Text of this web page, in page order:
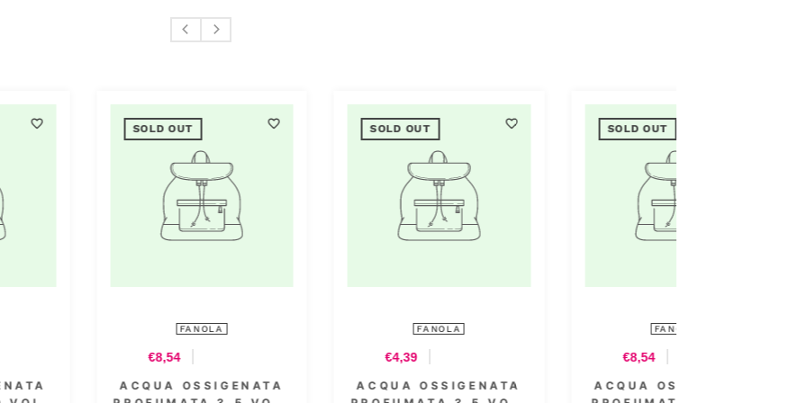
SOLD OUT
ACQUA OSSIGENATA
SOLD OUT
ACQUA OSSIGENATA
SOLD OUT
ACQUA OSSIGENATA